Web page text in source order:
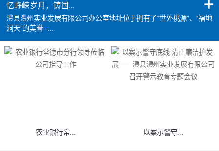
忆峥嵘岁月，铸国...
澧县澧州实业发展有限公司办公室地址位于拥有了“世外桃源”、“福地
洞天”的美誉--...
农业银行常... 以案示警守...